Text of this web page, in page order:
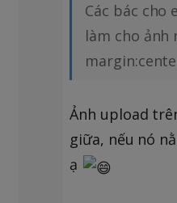
Các bác cho
làm cho ảnh
Ảnh upload
giữa, nếu nó
ạ